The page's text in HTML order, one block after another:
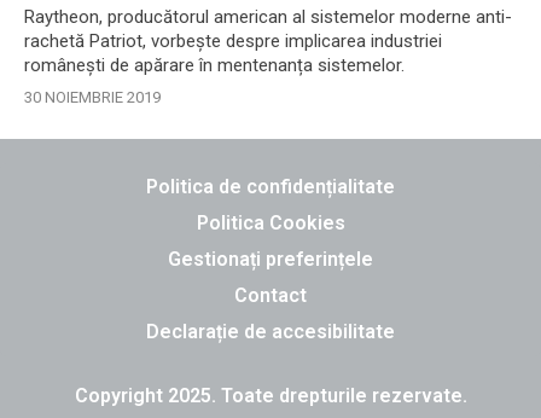
Raytheon, producătorul american al sistemelor moderne anti-
rachetă Patriot, vorbește despre implicarea industriei
românești de apărare în mentenanța sistemelor.
30 NOIEMBRIE 2019
Politica de confidențialitate
Politica Cookies
Gestionați preferințele
Contact
Declarație de accesibilitate
Copyright 2025. Toate drepturile rezervate.